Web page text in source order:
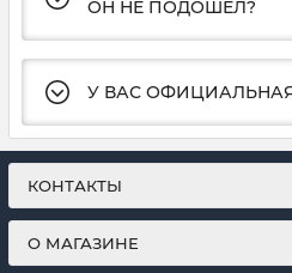
ОН НЕ ПОДОШЕЛ?
У ВАС
КОНТАКТЫ
О МАГАЗИНЕ